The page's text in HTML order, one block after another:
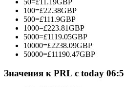
Станьте копи-трейдером
100=£22.38GBP
500=£111.9GBP
1000=£223.81GBP
5000=£1119.05GBP
10000=£2238.09GBP
50000=£11190.47GBP
Значения к PRL с today